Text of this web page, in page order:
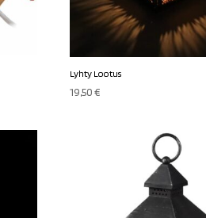
Lyhty Lootus
19,50€